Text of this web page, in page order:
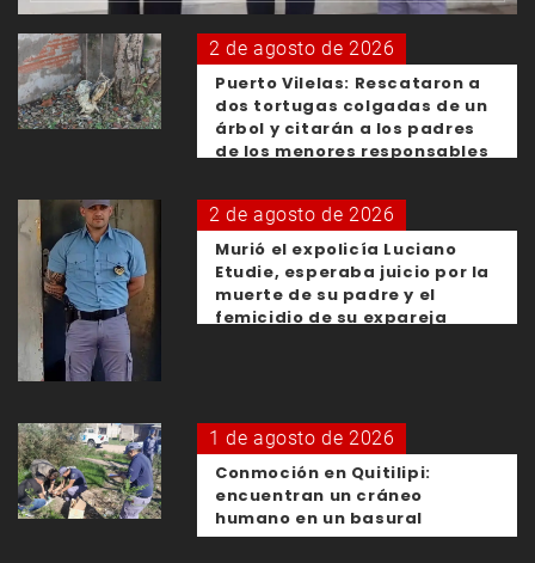
2 de agosto de 2026
Puerto Vilelas: Rescataron a
dos tortugas colgadas de un
árbol y citarán a los padres
de los menores responsables
2 de agosto de 2026
Murió el expolicía Luciano
Etudie, esperaba juicio por la
muerte de su padre y el
femicidio de su expareja
1 de agosto de 2026
Conmoción en Quitilipi:
encuentran un cráneo
humano en un basural